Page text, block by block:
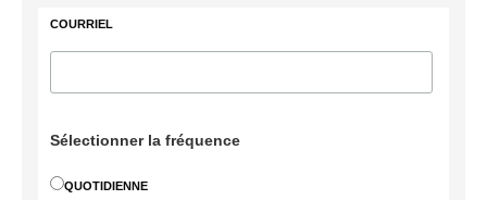
COURRIEL
Sélectionner la fréquence
QUOTIDIENNE